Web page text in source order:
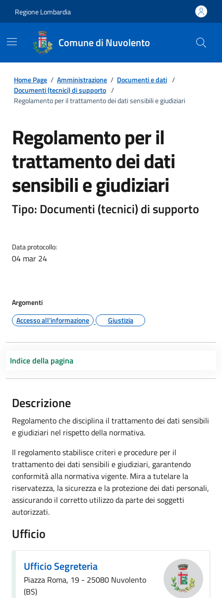
Regione Lombardia
Comune di Nuvolento
Home Page / Amministrazione / Documenti e dati /
Documenti (tecnici) di supporto /
Regolamento per il trattamento dei dati sensibili e giudiziari
Regolamento per il
trattamento dei dati
sensibili e giudiziari
Tipo: Documenti (tecnici) di supporto
Data protocollo:
04 mar 24
Argomenti
Accesso all'informazione
Giustizia
Indice della pagina
Descrizione
Regolamento che disciplina il trattamento dei dati sensibili
e giudiziari nel rispetto della normativa.
Il regolamento stabilisce criteri e procedure per il
trattamento dei dati sensibili e giudiziari, garantendo
conformità alla normativa vigente. Mira a tutelare la
riservatezza, la sicurezza e la protezione dei dati personali,
assicurando il corretto utilizzo da parte dei soggetti
autorizzati.
Ufficio
Ufficio Segreteria
Piazza Roma, 19 - 25080 Nuvolento
(BS)